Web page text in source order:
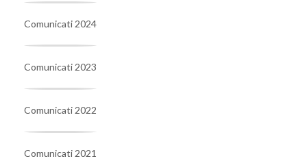
Comunicati 2024
Comunicati 2023
Comunicati 2022
Comunicati 2021